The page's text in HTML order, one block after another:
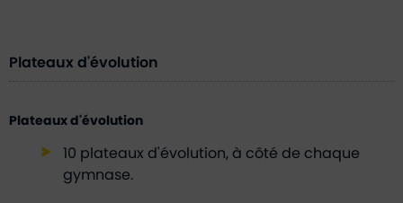
Plateaux d'évolution
Plateaux d'évolution
10 plateaux d'évolution, à côté de chaque
gymnase.